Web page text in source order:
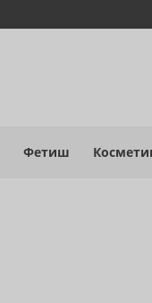
Фетиш